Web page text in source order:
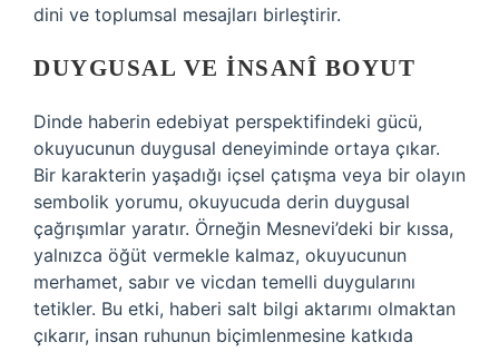
dini ve toplumsal mesajları birleştirir.
DUYGUSAL VE İNSANÎ BOYUT
Dinde haberin edebiyat perspektifindeki gücü,
okuyucunun duygusal deneyiminde ortaya çıkar.
Bir karakterin yaşadığı içsel çatışma veya bir olayın
sembolik yorumu, okuyucuda derin duygusal
çağrışımlar yaratır. Örneğin Mesnevi’deki bir kıssa,
yalnızca öğüt vermekle kalmaz, okuyucunun
merhamet, sabır ve vicdan temelli duygularını
tetikler. Bu etki, haberi salt bilgi aktarımı olmaktan
çıkarır, insan ruhunun biçimlenmesine katkıda